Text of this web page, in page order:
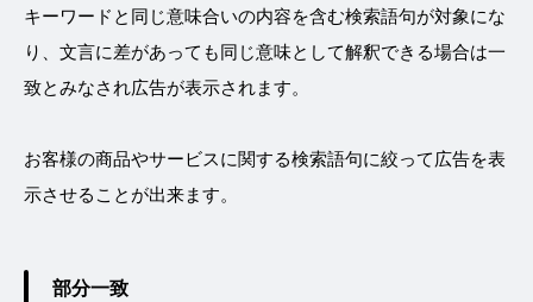
キーワードと同じ意味合いの内容を含む検索語句が対象にな
り、文言に差があっても同じ意味として解釈できる場合は一
致とみなされ広告が表示されます。
お客様の商品やサービスに関する検索語句に絞って広告を表
示させることが出来ます。
部分一致